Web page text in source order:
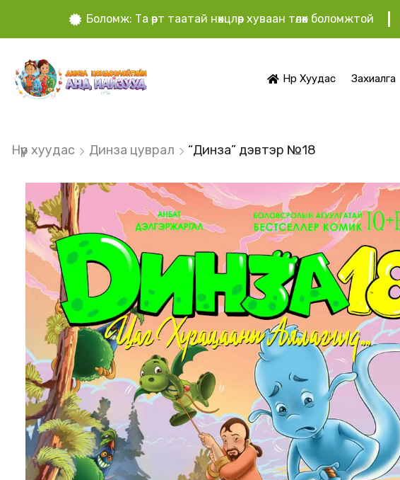
Боломж: Та өөрт таатай нөхцлөөр хуваан төлөх боломжтой
Нүүр Хуудас Захиалга
Нүүр хуудас Динза цуврал “Динза” дэвтэр №18